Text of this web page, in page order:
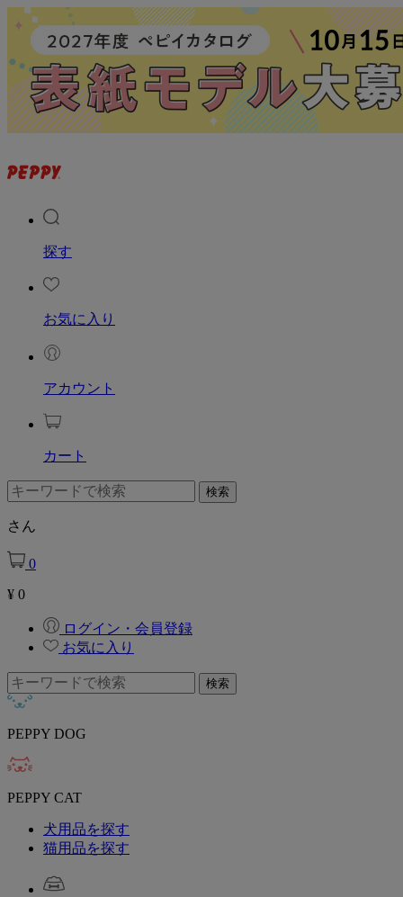
探す
お気に入り
アカウント
カート
さん
0
¥ 0
ログイン・会員登録
お気に入り
PEPPY DOG
PEPPY CAT
犬用品を探す
猫用品を探す